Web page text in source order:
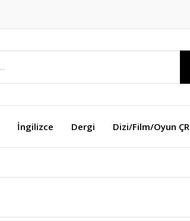
İngilizce Dergi Dizi/Film/Oyun ÇR